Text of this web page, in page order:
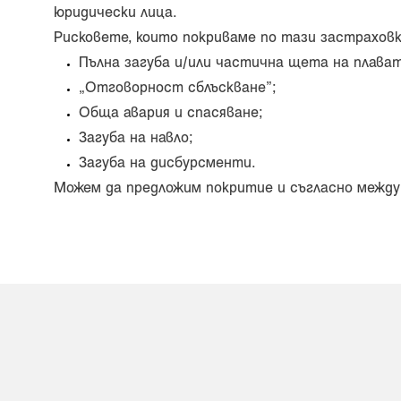
юридически лица.
Рисковете, които покриваме по тази
Пълна загуба и/или частична щета на
„Отговорност сблъскване”;
Обща авария и спасяване;
Загуба на навло;
Загуба на дисбурсменти.
Можем да предложим покритие и съгласно